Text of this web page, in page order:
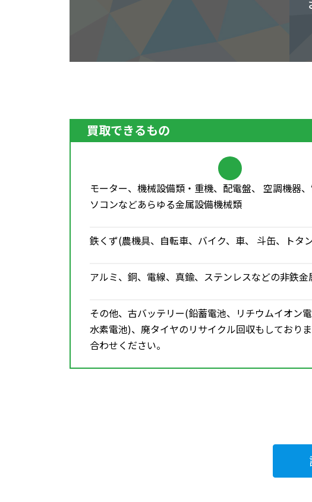
買取できるもの
モーター、機械設備類・重機、配電盤、 空調機器
ソコンなどあらゆる金属設備機械類
鉄くず(農機具、自転車、バイク、車、 斗缶、トタ
アルミ、銅、電線、真鍮、ステンレスなどの非鉄金
その他、古バッテリー(鉛蓄電池、リチウムイオン
水素電池)、廃タイヤのリサイクル回収もしており
合わせください。